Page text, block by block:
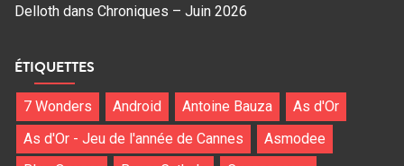
Delloth dans Chroniques – Juin 2026
ÉTIQUETTES
7 Wonders Android Antoine Bauza
As d'Or
As d'Or - Jeu de l'année de Cannes
Asmodee